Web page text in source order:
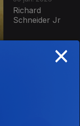
Richard
Schneider Jr
×